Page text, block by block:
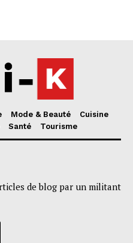
Mode & Beauté
Cuisine
Santé Tourisme
de blog par un militant